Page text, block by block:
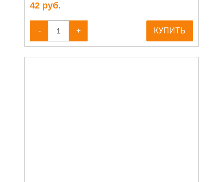
42 руб.
- + КУПИТЬ